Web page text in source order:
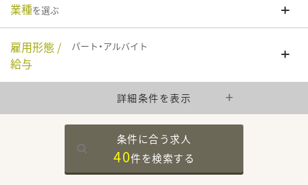
業種を選ぶ
雇用形態 /
給与
パート・アルバイト
詳細条件を表示
条件に合う求人
40件を検索する